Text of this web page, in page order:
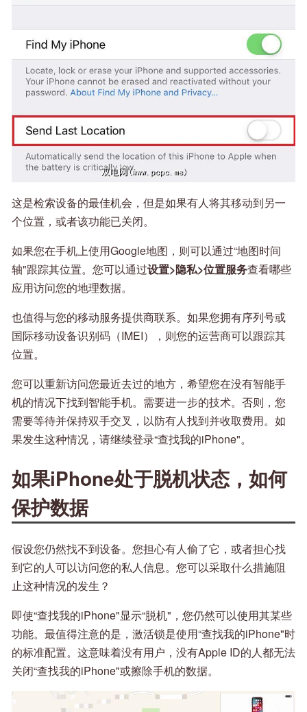
这是检索设备的最佳机会，但是如果有人将其移动到另一
个位置，或者该功能已关闭。
如果您在手机上使用Google地图，则可以通过“地图时间
轴"跟踪其位置。您可以通过设置>隐私>位置服务查看哪些
应用访问您的地理数据。
也值得与您的移动服务提供商联系。如果您拥有序列号或
国际移动设备识别码（IMEI），则您的运营商可以跟踪其
位置。
您可以重新访问您最近去过的地方，希望您在没有智能手
机的情况下找到智能手机。需要进一步的技术。否则，您
需要等待并保持双手交叉，以防有人找到并收取费用。如
果发生这种情况，请继续登录“查找我的iPhone"。
如果iPhone处于脱机状态，如何
保护数据
假设您仍然找不到设备。您担心有人偷了它，或者担心找
到它的人可以访问您的私人信息。您可以采取什么措施阻
止这种情况的发生？
即使“查找我的iPhone"显示“脱机"，您仍然可以使用其某些
功能。最值得注意的是，激活锁是使用“查找我的iPhone"时
的标准配置。这意味着没有用户，没有Apple ID的人都无法
关闭“查找我的iPhone"或擦除手机的数据。